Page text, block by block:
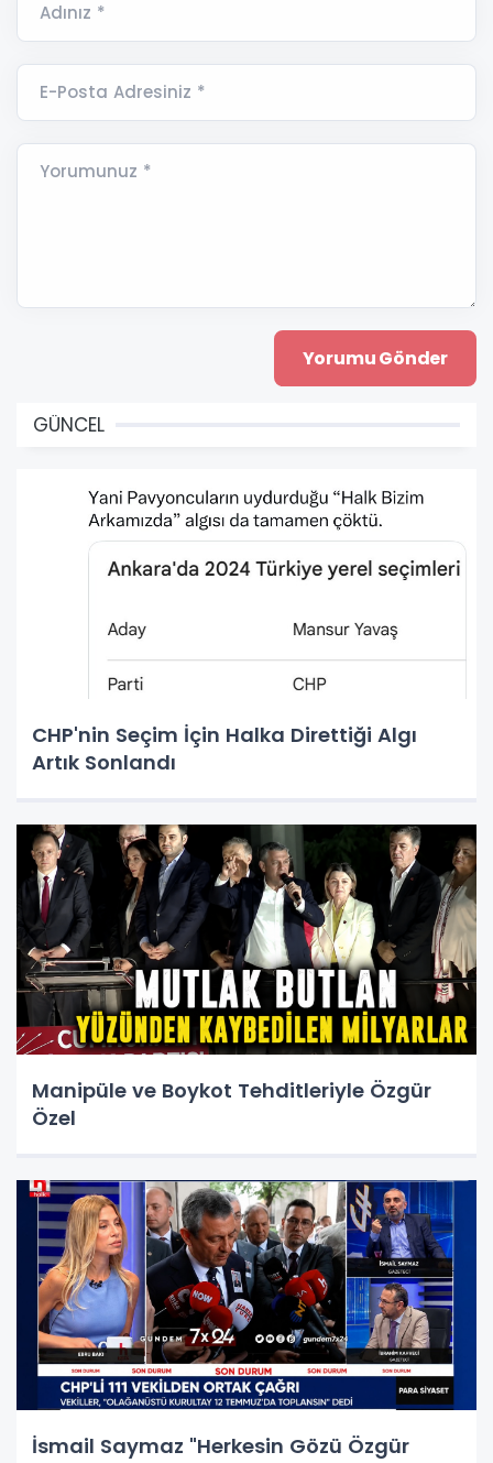
Adınız *
E-Posta Adresiniz *
Yorumunuz *
GÜNCEL
CHP'nin Seçim İçin Halka Direttiği Algı
Artık Sonlandı
Manipüle ve Boykot Tehditleriyle Özgür
Özel
İsmail Saymaz "Herkesin Gözü Özgür